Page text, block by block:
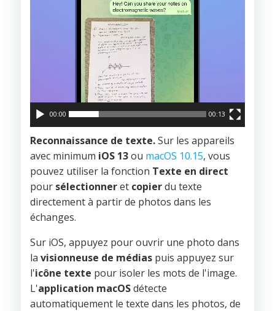
00:00 00:13
Reconnaissance de texte.Sur les appareils
avec minimum iOS 13ou macOS 10.15, vous
pouvez utiliser la fonction Texte en direct
pour sélectionneret copierdu texte
directement à partir de photos dans les
échanges.
Sur iOS, appuyez pour ouvrir une photo dans
la visionneuse de médias puis appuyez sur
l'icône texte pour isoler les mots de l'image.
L'application macOSdétecte
automatiquement le texte dans les photos, de